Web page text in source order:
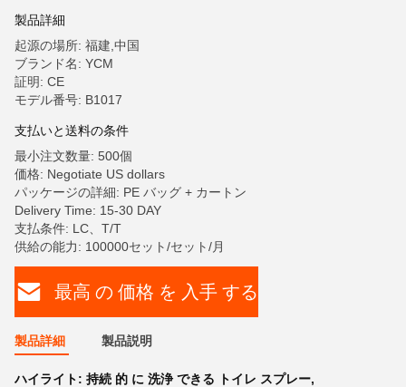
製品詳細
起源の場所: 福建,中国
ブランド名: YCM
証明: CE
モデル番号: B1017
支払いと送料の条件
最小注文数量: 500個
価格: Negotiate US dollars
パッケージの詳細: PE バッグ + カートン
Delivery Time: 15-30 DAY
支払条件: LC、T/T
供給の能力: 100000セット/セット/月
最高 の 価格 を 入手 する
製品詳細 製品説明
ハイライト: 持続 的 に 洗浄 できる トイレ スプレー,